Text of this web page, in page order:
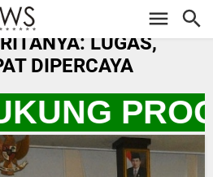
LUGAS,
DIPERCAYA